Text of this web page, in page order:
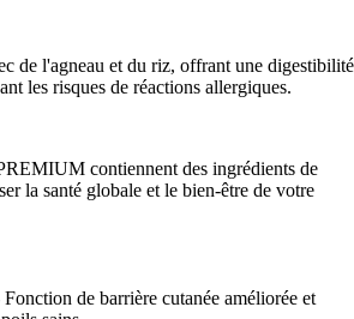
de l'agneau et du riz, offrant une digestibilité
les risques de réactions allergiques.
contiennent des ingrédients de
la santé globale et le bien-être de votre
Fonction de barrière cutanée améliorée et